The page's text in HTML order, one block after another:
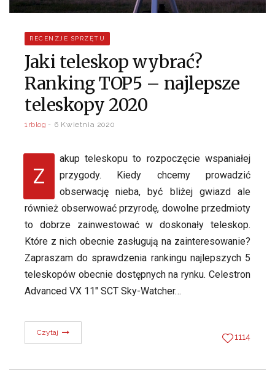
RECENZJE SPRZĘTU
Jaki teleskop wybrać?
Ranking TOP5 – najlepsze
teleskopy 2020
1rblog 6 Kwietnia 2020
Z
akup teleskopu to rozpoczęcie wspaniałej
przygody. Kiedy chcemy prowadzić
obserwację nieba, być bliżej gwiazd ale
również obserwować przyrodę, dowolne przedmioty
to dobrze zainwestować w doskonały teleskop.
Które z nich obecnie zasługują na zainteresowanie?
Zapraszam do sprawdzenia rankingu najlepszych 5
teleskopów obecnie dostępnych na rynku. Celestron
Advanced VX 11″ SCT Sky-Watcher…
Czytaj 1114